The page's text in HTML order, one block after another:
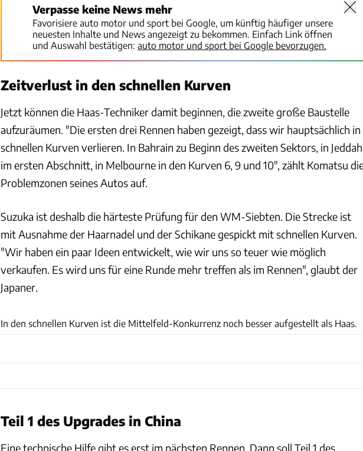
Verpasse keine News mehr
Favorisiere auto motor und sport bei Google, um künftig häufiger unsere
neuesten Inhalte und News angezeigt zu bekommen. Einfach Link öffnen
und Auswahl bestätigen: auto motor und sport bei Google bevorzugen.
Zeitverlust in den schnellen Kurven
Jetzt können die Haas-Techniker damit beginnen, die zweite große Baustelle
aufzuräumen. "Die ersten drei Rennen haben gezeigt, dass wir hauptsächlich in
schnellen Kurven verlieren. In Bahrain zu Beginn des zweiten Sektors, in Jeddah
im ersten Abschnitt, in Melbourne in den Kurven 6, 9 und 10", zählt Komatsu
Problemzonen seines Autos auf.
Suzuka ist deshalb die härteste Prüfung für den WM-Siebten. Die Strecke ist
mit Ausnahme der Haarnadel und der Schikane gespickt mit schnellen Kurven.
"Wir haben ein paar Ideen entwickelt, wie wir uns so teuer wie möglich
verkaufen. Es wird uns für eine Runde mehr treffen als im Rennen", glaubt der
Japaner.
In den schnellen Kurven ist die Mittelfeld-Konkurrenz noch besser aufgestellt als Haas.
Teil 1 des Upgrades in China
Eine technische Hilfe gibt es erst im nächsten Rennen. Dann soll Teil 1 des